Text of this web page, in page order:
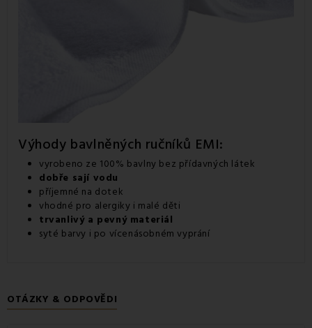
Výhody bavlněných ručníků EMI:
vyrobeno ze 100% bavlny bez přídavných látek
dobře sají vodu
příjemné na dotek
vhodné pro alergiky i malé děti
trvanlivý a pevný materiál
syté barvy i po vícenásobném vyprání
OTÁZKY & ODPOVĚDI